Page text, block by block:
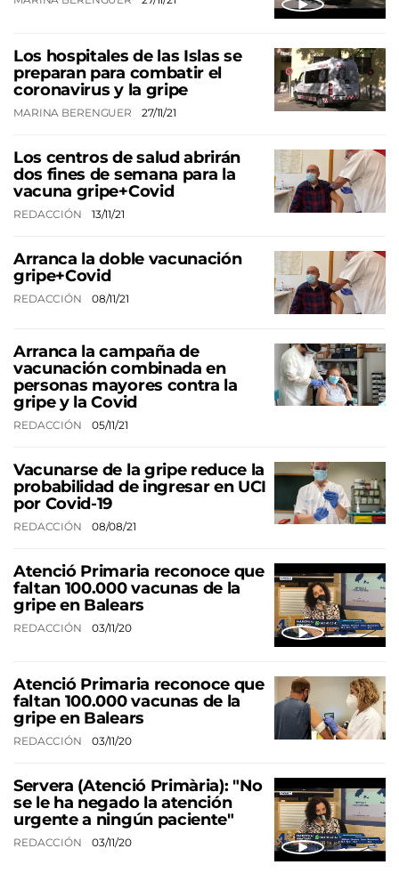
Los hospitales de las Islas se
preparan para combatir el
coronavirus y la gripe
MARINA BERENGUER 27/11/21
Los centros de salud abrirán
dos fines de semana para la
vacuna gripe+Covid
REDACCIÓN 13/11/21
Arranca la doble vacunación
gripe+Covid
REDACCIÓN 08/11/21
Arranca la campaña de
vacunación combinada en
personas mayores contra la
gripe y la Covid
REDACCIÓN 05/11/21
Vacunarse de la gripe reduce la
probabilidad de ingresar en UCI
por Covid-19
REDACCIÓN 08/08/21
Atenció Primaria reconoce que
faltan 100.000 vacunas de la
gripe en Balears
REDACCIÓN 03/11/20
Atenció Primaria reconoce que
faltan 100.000 vacunas de la
gripe en Balears
REDACCIÓN 03/11/20
Servera (Atenció Primària): "No
se le ha negado la atención
urgente a ningún paciente"
REDACCIÓN 03/11/20